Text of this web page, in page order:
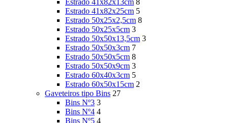
Estrado 41x82x13cm 8
Estrado 41x82x25cm 5
Estrado 50x25x2,5cm 8
Estrado 50x25x5cm 3
Estrado 50x50x13,5cm 3
Estrado 50x50x3cm 7
Estrado 50x50x5cm 8
Estrado 50x50x9cm 3
Estrado 60x40x3cm 5
Estrado 60x50x15cm 2
Gaveteiros tipo Bins 27
Bins Nº3 3
Bins Nº4 4
Bins Nº5 4